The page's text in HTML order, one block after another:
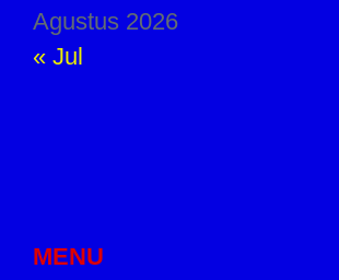
Agustus 2026
« Jul
MENU